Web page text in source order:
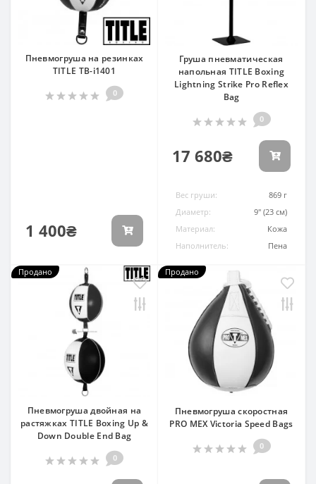
Пневмогруша на резинках
TITLE TB-i1401
0
1 400₴
Груша пневматическая
напольная TITLE Boxing
Lightning Strike Pro Reflex
Bag
0
17 680₴
Вес груши:
869 г
Диаметр:
9" (23 см)
Материал:
Кожа
Наполнитель:
Пена
Продано
Пневмогруша двойная на
растяжках TITLE Boxing Up &
Down Double End Bag
0
Продано
Пневмогруша скоростная
PRO MEX Victoria Speed Bags
0